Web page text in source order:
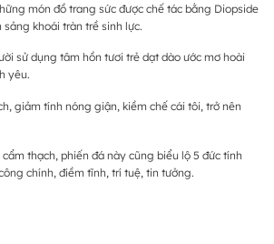
món đồ trang sức được chế tác bằng Diopside
khoái tràn trề sinh lực.
sử dụng tâm hồn tươi trẻ dạt dào ước mơ hoài
yêu.
giảm tính nóng giận, kiềm chế cái tôi, trở nên
thạch, phiến đá này cũng biểu lộ 5 đức tính
chính, điềm tĩnh, trí tuệ, tin tưởng.